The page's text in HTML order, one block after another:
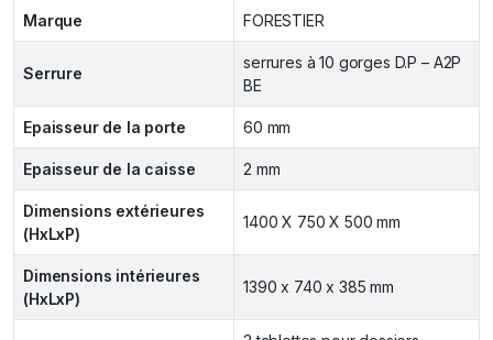
Marque FORESTIER
Serrure
serrures à 10 gorges D.P – A2P
BE
Epaisseur de la porte 60 mm
Epaisseur de la caisse 2 mm
Dimensions extérieures
(HxLxP)
1400 X 750 X 500 mm
Dimensions intérieures
(HxLxP)
1390 x 740 x 385 mm